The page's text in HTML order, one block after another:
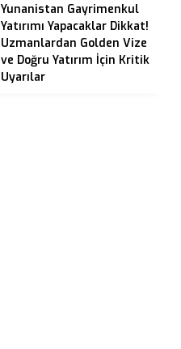
Yunanistan Gayrimenkul
Yatırımı Yapacaklar Dikkat!
Uzmanlardan Golden Vize
ve Doğru Yatırım İçin Kritik
Uyarılar